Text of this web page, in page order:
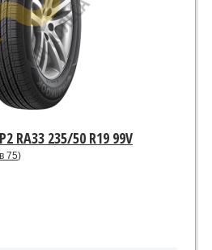
RA33 235/50 R19 99V
75)